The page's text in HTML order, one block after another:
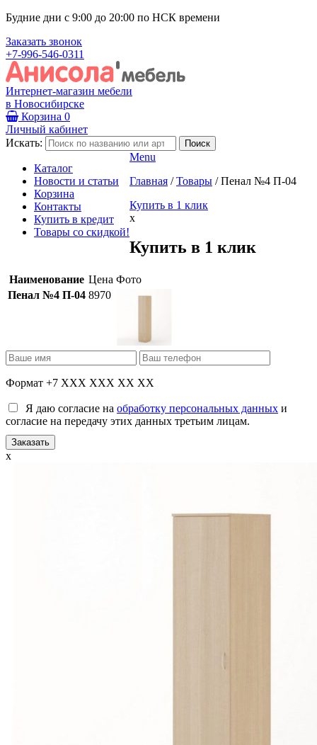
Будние дни с 9:00 до 20:00 по НСК времени
Заказать звонок
+7-996-546-0311
Интернет-магазин мебели
в Новосибирске
Корзина 0
Личный кабинет
Искать:
Каталог
Новости и статьи
Корзина
Контакты
Купить в кредит
Товары со скидкой!
Menu
Главная / Товары / Пенал №4 П-04
Купить в 1 клик
x
Купить в 1 клик
Наименование Цена Фото
Пенал №4 П-04 8970
Формат +7 XXX XXX XX XX
Я даю согласие на обработку персональных данных и
согласие на передачу этих данных третьим лицам.
x